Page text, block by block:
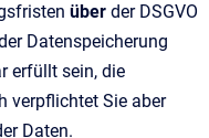
über der DSGVO
Datenspeicherung
erfüllt sein, die
verpflichtet Sie aber
Daten.